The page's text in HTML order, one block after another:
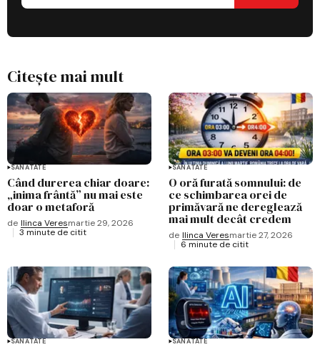
Citește mai mult
SĂNĂTATE
Când durerea chiar doare:
„inima frântă” nu mai este
doar o metaforă
de Ilinca Veresmartie 29, 2026
3 minute de citit
SĂNĂTATE
O oră furată somnului: de
ce schimbarea orei de
primăvară ne dereglează
mai mult decât credem
de Ilinca Veresmartie 27, 2026
6 minute de citit
SĂNĂTATE SĂNĂTATE